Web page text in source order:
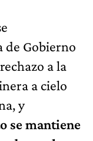
de Gobierno
a la
a cielo
y
se mantiene